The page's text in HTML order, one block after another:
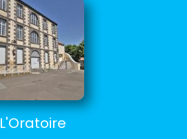
L'Oratoire